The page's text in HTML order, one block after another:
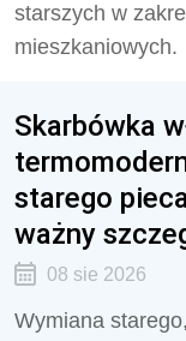
starszych w
mieszkaniowych.
Skarbówka
starego
ważny
08 sie 2026
Wymiana